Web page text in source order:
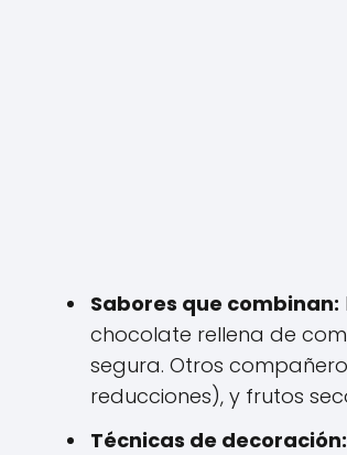
Sabores que combinan:
chocolate rellena de
segura. Otros
reducciones), y frutos
Técnicas de decoración: